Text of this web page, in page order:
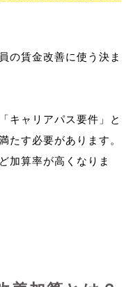
の賃金改善に使う決ま
キャリアパス要件」と
たす必要があります。
加算率が高くなりま